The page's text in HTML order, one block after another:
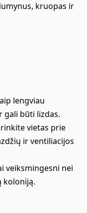
kruopas ir
lengviau
gali būti lizdas.
vietas prie
ir ventiliacijos
veiksmingesni nei
koloniją.